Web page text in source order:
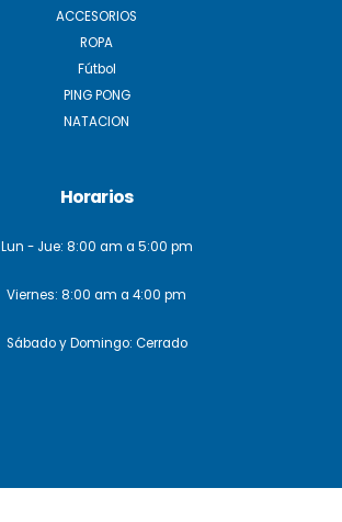
ACCESORIOS
ROPA
Fútbol
PING PONG
NATACION
Horarios
Lun - Jue: 8:00 am a 5:00 pm
Viernes: 8:00 am a 4:00 pm
Sábado y Domingo: Cerrado